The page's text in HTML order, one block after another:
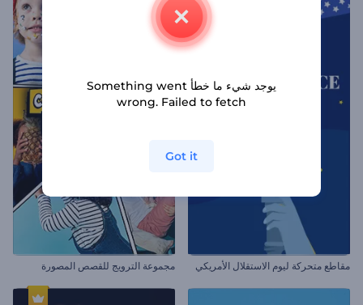
مقاطع متحركة ليوم الاستقلال الأمريكي مجموعة الترويج للقصص المصورة
يوجد شيء ما خطأ Something went
wrong. Failed to fetch
Got it